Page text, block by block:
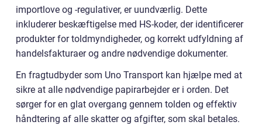
importlove og -regulativer, er uundværlig. Dette
inkluderer beskæftigelse med HS-koder, der identificerer
produkter for toldmyndigheder, og korrekt udfyldning af
handelsfakturaer og andre nødvendige dokumenter.
En fragtudbyder som Uno Transport kan hjælpe med at
sikre at alle nødvendige papirarbejder er i orden. Det
sørger for en glat overgang gennem tolden og effektiv
håndtering af alle skatter og afgifter, som skal betales.